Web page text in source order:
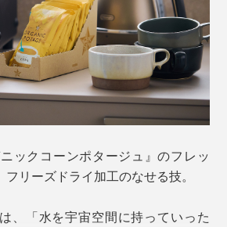
の素材を、分量・比率を変えながら
のパズルが完成しました。
ックコーンポタージュ』のフレッ
リーズドライ加工のなせる技。
、「水を宇宙空間に持っていった